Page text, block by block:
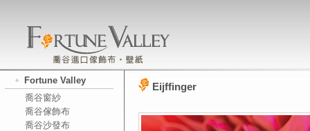
Fortune Valley
喬谷窗紗
喬谷傢飾布
喬谷沙發布
Eijffinger